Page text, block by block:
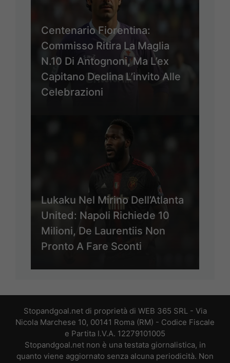
Centenario Fiorentina:
Commisso Ritira La Maglia
N.10 Di Antognoni, Ma L’ex
Capitano Declina L’invito Alle
Celebrazioni
Lukaku Nel Mirino Dell’Atlanta
United: Napoli Richiede 10
Milioni, De Laurentiis Non
Pronto A Fare Sconti
Stopandgoal.net di proprietà di WEB 365 SRL - Via
Nicola Marchese 10, 00141 Roma (RM) - Codice Fiscale
e Partita I.V.A. 12279101005
Stopandgoal.net non è una testata giornalistica, in
quanto viene aggiornato senza alcuna periodicità. Non